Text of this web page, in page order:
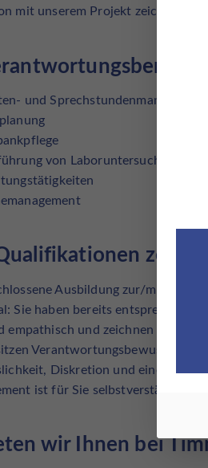
mit unserem Projekt zeichnen uns
und Sprechstundenmanagement
von Laboruntersuchungen
Ausbildung zur/m MFA (m/
Sie haben bereits entsprechende
empathisch und zeichnen sich
Verantwortungsbewusstsein
Diskretion und eine genaue
ist für Sie selbstverständlich
wir Ihnen bei